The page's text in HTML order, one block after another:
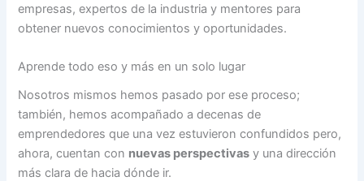
empresas, expertos de la industria y mentores para
obtener nuevos conocimientos y oportunidades.
Aprende todo eso y más en un solo lugar
Nosotros mismos hemos pasado por ese proceso;
también, hemos acompañado a decenas de
emprendedores que una vez estuvieron confundidos pero,
ahora, cuentan con nuevas perspectivas y una dirección
más clara de hacia dónde ir.